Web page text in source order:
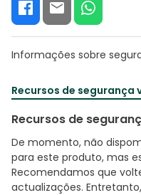
Informações sobre
Recursos de segurança
Recursos de
De momento, não
para este produto, mas
Recomendamos que
actualizações.